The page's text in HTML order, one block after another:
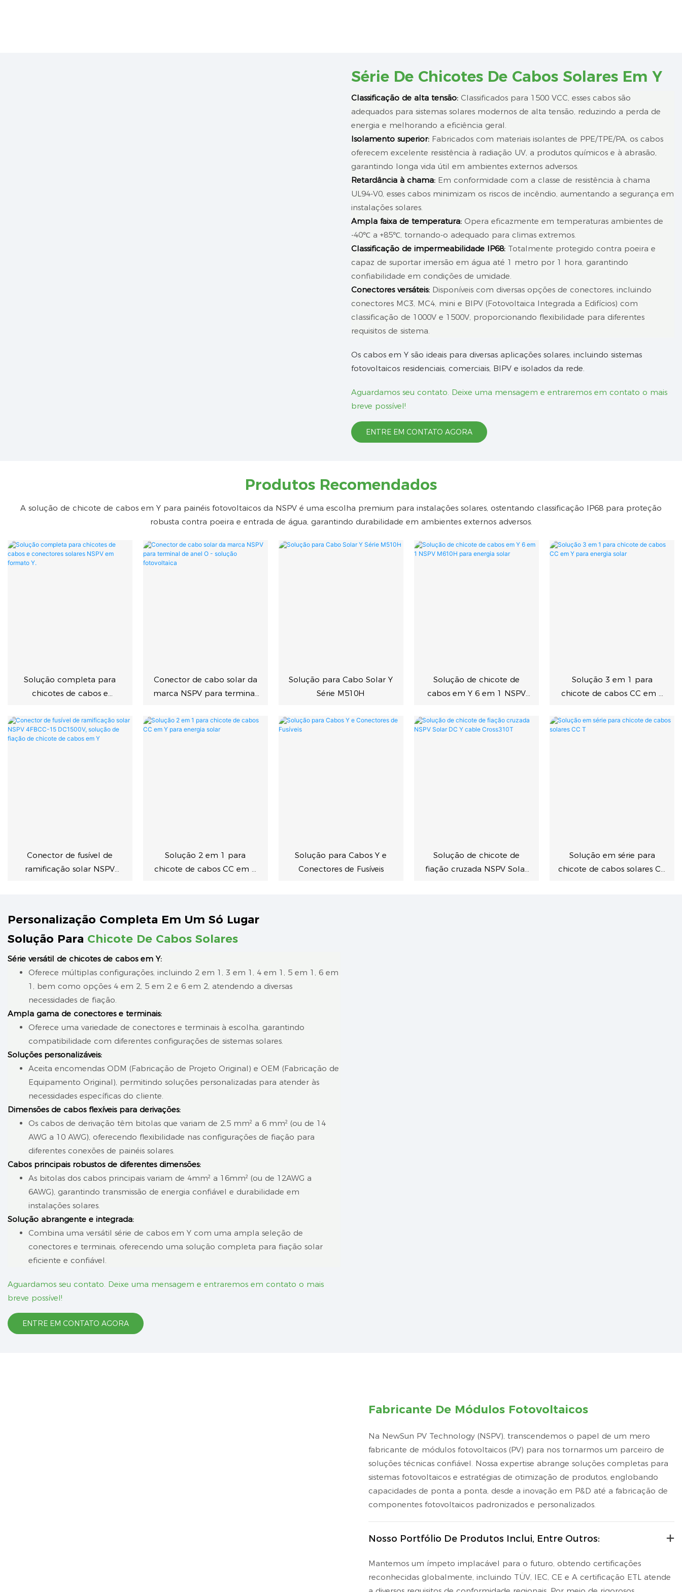
Série De Chicotes De Cabos Solares Em Y
Classificação de alta tensão: Classificados para 1500 VCC, esses cabos são
adequados para sistemas solares modernos de alta tensão, reduzindo a perda de
energia e melhorando a eficiência geral.
Isolamento superior: Fabricados com materiais isolantes de PPE/TPE/PA, os cabos
oferecem excelente resistência à radiação UV, a produtos químicos e à abrasão,
garantindo longa vida útil em ambientes externos adversos.
Retardância à chama: Em conformidade com a classe de resistência à chama
UL94-V0, esses cabos minimizam os riscos de incêndio, aumentando a segurança em
instalações solares.
Ampla faixa de temperatura: Opera eficazmente em temperaturas ambientes de
-40℃ a +85℃, tornando-o adequado para climas extremos.
Classificação de impermeabilidade IP68: Totalmente protegido contra poeira e
capaz de suportar imersão em água até 1 metro por 1 hora, garantindo
confiabilidade em condições de umidade.
Conectores versáteis: Disponíveis com diversas opções de conectores, incluindo
conectores MC3, MC4, mini e BIPV (Fotovoltaica Integrada a Edifícios) com
classificação de 1000V e 1500V, proporcionando flexibilidade para diferentes
requisitos de sistema.
Os cabos em Y são ideais para diversas aplicações solares, incluindo sistemas
fotovoltaicos residenciais, comerciais, BIPV e isolados da rede.
Aguardamos seu contato. Deixe uma mensagem e entraremos em contato o mais
breve possível!
ENTRE EM CONTATO AGORA
Produtos Recomendados
A solução de chicote de cabos em Y para painéis fotovoltaicos da NSPV é uma escolha premium para instalações solares, ostentando classificação IP68 para proteção
robusta contra poeira e entrada de água, garantindo durabilidade em ambientes externos adversos.
Solução completa para
chicotes de cabos e
em formato Y.
Conector de cabo solar da
marca NSPV para terminal
fotovoltaica
Solução para Cabo Solar Y
Série M510H
Solução de chicote de
cabos em Y 6 em 1 NSPV
Solução 3 em 1 para
chicote de cabos CC em Y
Conector de fusível de
ramificação solar NSPV
Solução 2 em 1 para
chicote de cabos CC em Y
Solução para Cabos Y e
Conectores de Fusíveis
Solução de chicote de
fiação cruzada NSPV Solar
Solução em série para
chicote de cabos solares CC
Personalização Completa Em Um Só Lugar
Solução Para Chicote De Cabos Solares
Série versátil de chicotes de cabos em Y:
Oferece múltiplas configurações, incluindo 2 em 1, 3 em 1, 4 em 1, 5 em 1, 6 em
1, bem como opções 4 em 2, 5 em 2 e 6 em 2, atendendo a diversas
necessidades de fiação.
Ampla gama de conectores e terminais:
Oferece uma variedade de conectores e terminais à escolha, garantindo
compatibilidade com diferentes configurações de sistemas solares.
Soluções personalizáveis:
Aceita encomendas ODM (Fabricação de Projeto Original) e OEM (Fabricação de
Equipamento Original), permitindo soluções personalizadas para atender às
necessidades específicas do cliente.
Dimensões de cabos flexíveis para derivações:
Os cabos de derivação têm bitolas que variam de 2,5 mm² a 6 mm² (ou de 14
AWG a 10 AWG), oferecendo flexibilidade nas configurações de fiação para
diferentes conexões de painéis solares.
Cabos principais robustos de diferentes dimensões:
As bitolas dos cabos principais variam de 4mm² a 16mm² (ou de 12AWG a
6AWG), garantindo transmissão de energia confiável e durabilidade em
instalações solares.
Solução abrangente e integrada:
Combina uma versátil série de cabos em Y com uma ampla seleção de
conectores e terminais, oferecendo uma solução completa para fiação solar
eficiente e confiável.
Aguardamos seu contato. Deixe uma mensagem e entraremos em contato o mais
breve possível!
ENTRE EM CONTATO AGORA
Fabricante De Módulos Fotovoltaicos
Na NewSun PV Technology (NSPV), transcendemos o papel de um mero
fabricante de módulos fotovoltaicos (PV) para nos tornarmos um parceiro de
soluções técnicas confiável. Nossa expertise abrange soluções completas para
sistemas fotovoltaicos e estratégias de otimização de produtos, englobando
capacidades de ponta a ponta, desde a inovação em P&D até a fabricação de
componentes fotovoltaicos padronizados e personalizados.
Nosso Portfólio De Produtos Inclui, Entre Outros:
Mantemos um ímpeto implacável para o futuro, obtendo certificações
reconhecidas globalmente, incluindo TÜV, IEC, CE e A certificação ETL atende